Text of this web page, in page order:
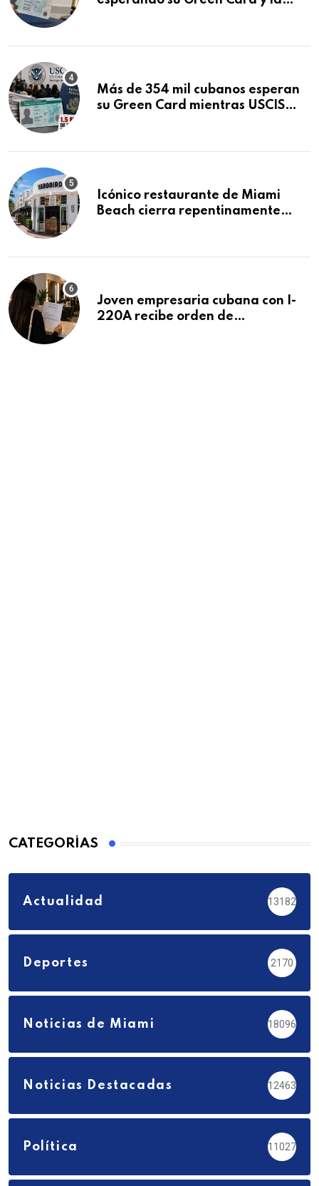
Más de 354 mil cubanos esperan
su Green Card mientras USCIS
Icónico restaurante de Miami
Beach cierra repentinamente
Joven empresaria cubana con I-
220A recibe orden de
CATEGORÍAS
Actualidad 13182
Deportes 2170
Noticias de Miami 18096
Noticias Destacadas 12463
Política 11027